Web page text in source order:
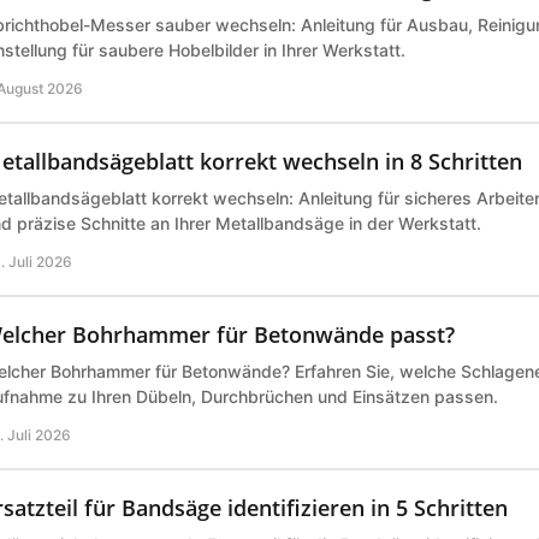
Messer sauber wechseln: Anleitung für Ausbau,
für saubere Hobelbilder in Ihrer Werkstatt.
2026
korrekt wechseln in 8 Schritten
korrekt wechseln: Anleitung für sicheres
präzise Schnitte an Ihrer Metallbandsäge in der Werkstatt.
Juli 2026
Bohrhammer für Betonwände passt?
Bohrhammer für Betonwände? Erfahren Sie, welche
zu Ihren Dübeln, Durchbrüchen und Einsätzen passen.
Juli 2026
für Bandsäge identifizieren in 5 Schritten